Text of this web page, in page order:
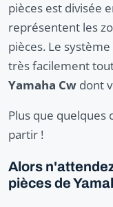
pièces est divisée
représentent les
pièces. Le
très facilement
Yamaha Cw dont
Plus que quelques
partir !
Alors
pièces de